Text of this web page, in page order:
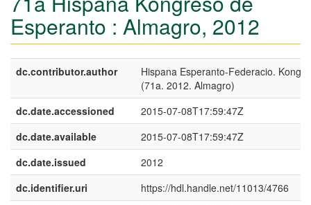
Esperanto : Almagro, 2012
dc.contributor.author
Hispana Esperanto-Federacio.
(71a. 2012. Almagro)
dc.date.accessioned
2015-07-08T17:59:47Z
dc.date.available
2015-07-08T17:59:47Z
dc.date.issued
2012
dc.identifier.uri
https://hdl.handle.net/11013/4766